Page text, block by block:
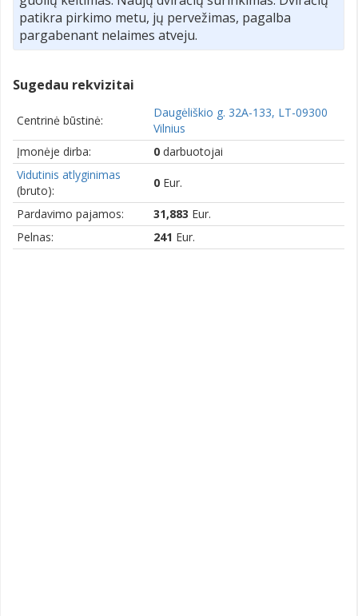
patikra pirkimo metu, jų pervežimas, pagalba
pargabenant nelaimes atveju.
Sugedau rekvizitai
Centrinė būstinė:
Daugėliškio g. 32A-133, LT-09300
Vilnius
Įmonėje dirba:
0 darbuotojai
Vidutinis atlyginimas
(bruto):
0 Eur.
Pardavimo pajamos: 31,883 Eur.
Pelnas:
241 Eur.